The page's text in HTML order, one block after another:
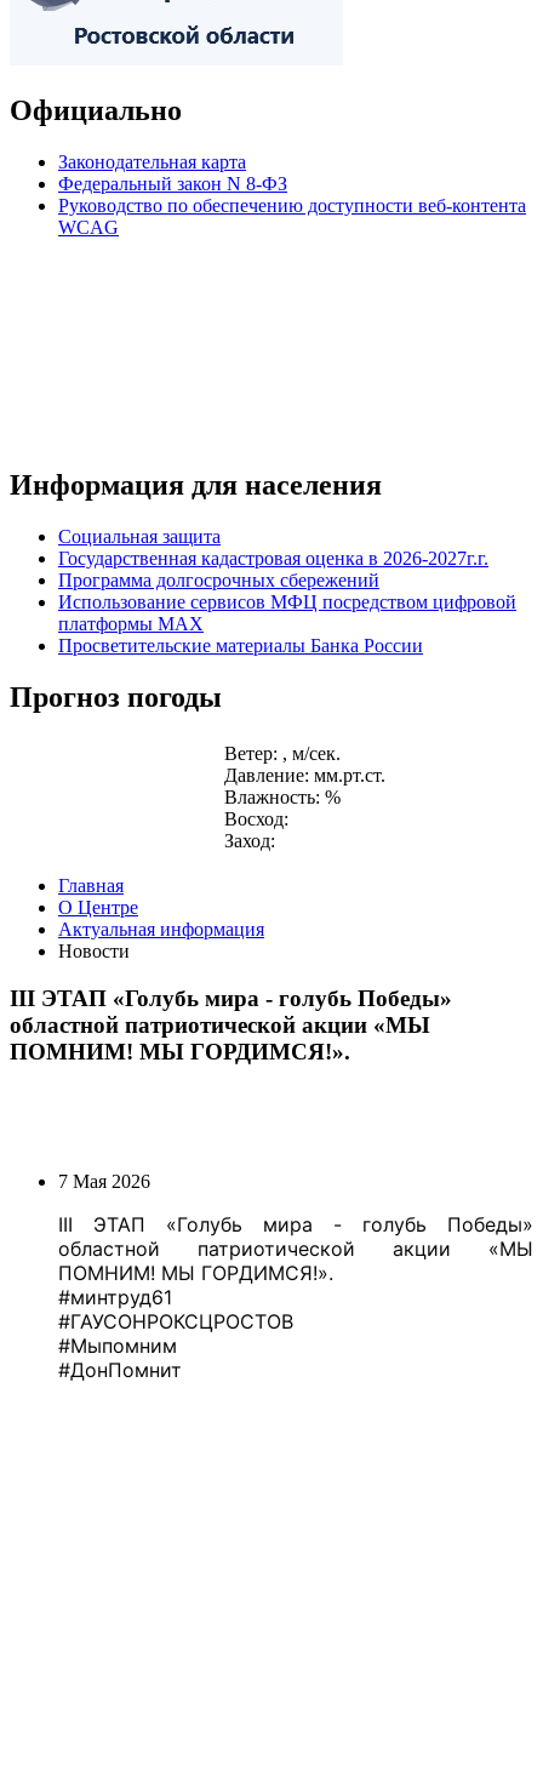
Официально
Законодательная карта
Федеральный закон N 8-ФЗ
Руководство по обеспечению доступности веб-контента
WCAG
Информация для населения
Социальная защита
Государственная кадастровая оценка в 2026-2027г.г.
Программа долгосрочных сбережений
Использование сервисов МФЦ посредством цифровой
платформы MAX
Просветительские материалы Банка России
Прогноз погоды
Ветер: , м/сек.
Давление: мм.рт.ст.
Влажность: %
Восход:
Заход:
Главная
О Центре
Актуальная информация
Новости
III ЭТАП «Голубь мира - голубь Победы»
областной патриотической акции «МЫ
ПОМНИМ! МЫ ГОРДИМСЯ!».
7 Мая 2026
III ЭТАП «Голубь мира - голубь Победы»
областной патриотической акции «МЫ
ПОМНИМ! МЫ ГОРДИМСЯ!».
#минтруд61
#ГАУСОНРОКСЦРОСТОВ
#Мыпомним
#ДонПомнит